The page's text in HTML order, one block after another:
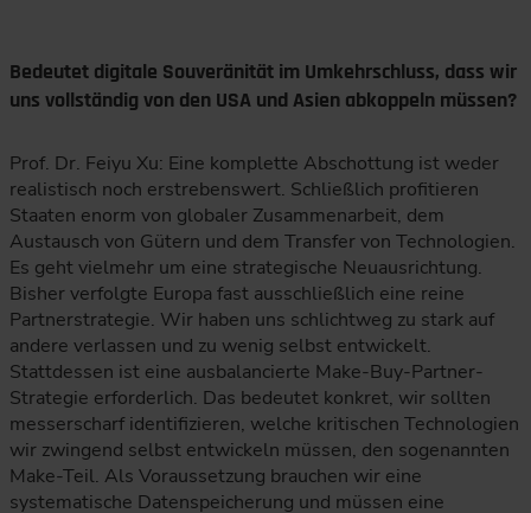
Bedeutet digitale Souveränität im Umkehrschluss, dass wir
uns vollständig von den USA und Asien abkoppeln müssen?
Prof. Dr. Feiyu Xu: Eine komplette Abschottung ist weder
realistisch noch erstrebenswert. Schließlich profitieren
Staaten enorm von globaler Zusammenarbeit, dem
Austausch von Gütern und dem Transfer von Technologien.
Es geht vielmehr um eine strategische Neuausrichtung.
Bisher verfolgte Europa fast ausschließlich eine reine
Partnerstrategie. Wir haben uns schlichtweg zu stark auf
andere verlassen und zu wenig selbst entwickelt.
Stattdessen ist eine ausbalancierte Make-Buy-Partner-
Strategie erforderlich. Das bedeutet konkret, wir sollten
messerscharf identifizieren, welche kritischen Technologien
wir zwingend selbst entwickeln müssen, den sogenannten
Make-Teil. Als Voraussetzung brauchen wir eine
systematische Datenspeicherung und müssen eine